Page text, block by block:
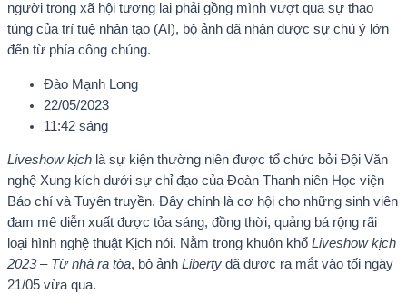
người trong xã hội tương lai phải gồng mình vượt qua sự thao
túng của trí tuệ nhân tạo (AI), bộ ảnh đã nhận được sự chú ý lớn
đến từ phía công chúng.
Đào Mạnh Long
22/05/2023
11:42 sáng
Liveshow kịch là sự kiện thường niên được tổ chức bởi Đội Văn
nghệ Xung kích dưới sự chỉ đạo của Đoàn Thanh niên Học viện
Báo chí và Tuyên truyền. Đây chính là cơ hội cho những sinh viên
đam mê diễn xuất được tỏa sáng, đồng thời, quảng bá rộng rãi
loại hình nghệ thuật Kịch nói. Nằm trong khuôn khổ Liveshow kịch
2023 – Từ nhà ra tòa, bộ ảnh Liberty đã được ra mắt vào tối ngày
21/05 vừa qua.